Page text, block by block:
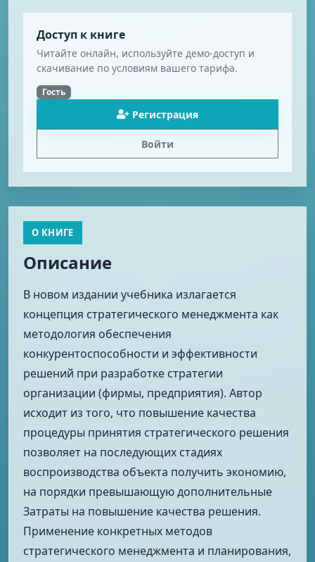
Доступ к книге
Читайте онлайн, используйте демо-доступ и
скачивание по условиям вашего тарифа.
Гость
Регистрация
Войти
О КНИГЕ
Описание
В новом издании учебника излагается
концепция стратегического менеджмента как
методология обеспечения
конкурентоспособности и эффективности
решений при разработке стратегии
организации (фирмы, предприятия). Автор
исходит из того, что повышение качества
процедуры принятия стратегического решения
позволяет на последующих стадиях
воспроизводства объекта получить экономию,
на порядки превышающую дополнительные
Затраты на повышение качества решения.
Применение конкретных методов
стратегического менеджмента и планирования,